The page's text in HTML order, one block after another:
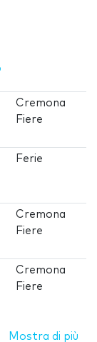
Cremona
Fiere
Ferie
Cremona
Fiere
Cremona
Fiere
Mostra di più